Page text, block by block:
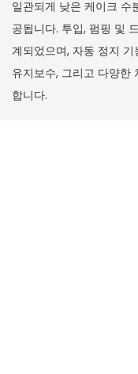
일관되게 낮은 케이크 수
공됩니다. 투입, 펌핑 및
계되었으며, 자동 정지
유지보수, 그리고 다양한
합니다.